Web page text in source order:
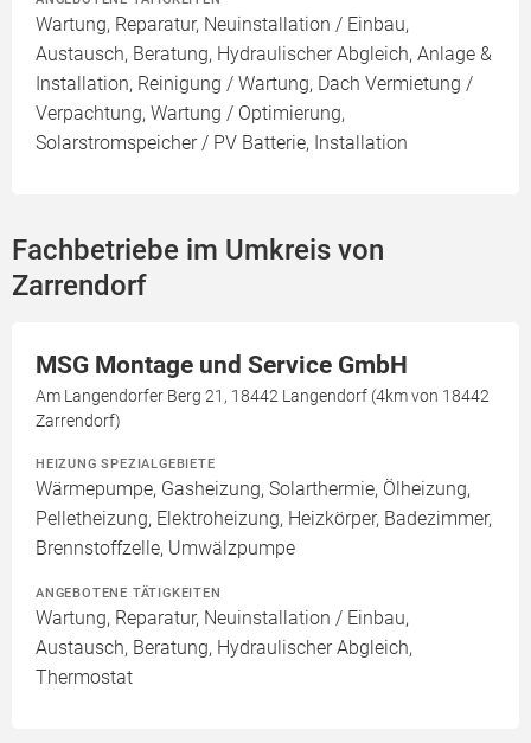
Wartung, Reparatur, Neuinstallation / Einbau,
Austausch, Beratung, Hydraulischer Abgleich, Anlage &
Installation, Reinigung / Wartung, Dach Vermietung /
Verpachtung, Wartung / Optimierung,
Solarstromspeicher / PV Batterie, Installation
Fachbetriebe im Umkreis von
Zarrendorf
MSG Montage und Service GmbH
Am Langendorfer Berg 21, 18442 Langendorf (4km von 18442
Zarrendorf)
HEIZUNG SPEZIALGEBIETE
Wärmepumpe, Gasheizung, Solarthermie, Ölheizung,
Pelletheizung, Elektroheizung, Heizkörper, Badezimmer,
Brennstoffzelle, Umwälzpumpe
ANGEBOTENE TÄTIGKEITEN
Wartung, Reparatur, Neuinstallation / Einbau,
Austausch, Beratung, Hydraulischer Abgleich,
Thermostat